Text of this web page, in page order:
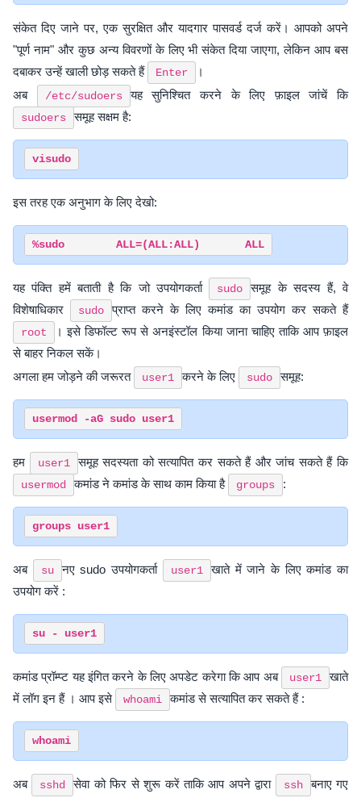
संकेत दिए जाने पर, एक सुरक्षित और यादगार पासवर्ड दर्ज करें। आपको अपने
"पूर्ण नाम" और कुछ अन्य विवरणों के लिए भी संकेत दिया जाएगा, लेकिन आप बस
दबाकर उन्हें खाली छोड़ सकते हैं
Enter
।
अब
/etc/sudoers यह सुनिश्चित करने के लिए फ़ाइल जांचें कि
sudoers समूह सक्षम है:
इस तरह एक अनुभाग के लिए देखो:
यह पंक्ति हमें बताती है कि जो उपयोगकर्ता sudo
समूह के सदस्य हैं, वे
विशेषाधिकार
sudo प्राप्त करने के लिए कमांड का उपयोग कर सकते हैं
root
। इसे डिफॉल्ट रूप से अनइंस्टॉल किया जाना चाहिए ताकि आप फ़ाइल
से बाहर निकल सकें।
अगला हम जोड़ने की जरूरत
user1 करने के लिए sudo समूह:
हम user1 समूह सदस्यता को सत्यापित कर सकते हैं और जांच सकते हैं कि
usermod कमांड ने कमांड के साथ काम किया है groups :
अब su नए sudo उपयोगकर्ता user1
खाते में जाने के लिए कमांड का
उपयोग करें :
कमांड प्रॉम्प्ट यह इंगित करने के लिए अपडेट करेगा कि आप अब user1
खाते
में लॉग इन हैं । आप इसे
whoami कमांड से सत्यापित कर सकते हैं :
अब sshd सेवा को फिर से शुरू करें ताकि आप अपने द्वारा ssh बनाए गए